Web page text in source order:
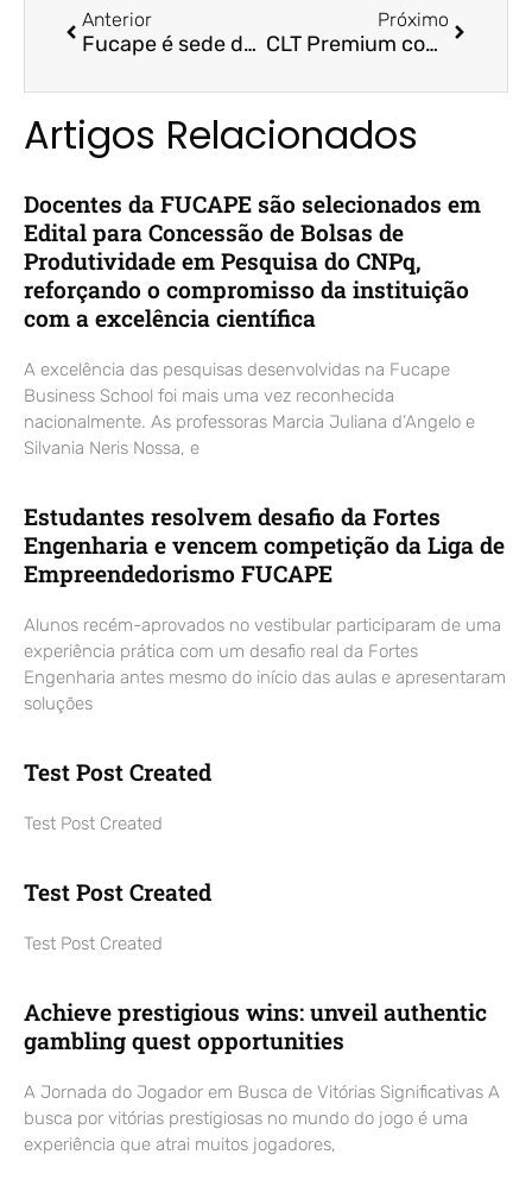
Anterior
Fucape é sede da Tech Conference | Folha Business
Próximo
CLT Premium conheça o novo modelo que virou moda no mercado de trabalho | Record News ES | Desenvolvimento Humano
Artigos Relacionados
Docentes da FUCAPE são selecionados em
Edital para Concessão de Bolsas de
Produtividade em Pesquisa do CNPq,
reforçando o compromisso da instituição
com a excelência científica
A excelência das pesquisas desenvolvidas na Fucape
Business School foi mais uma vez reconhecida
nacionalmente. As professoras Marcia Juliana d’Angelo e
Silvania Neris Nossa, e
Estudantes resolvem desafio da Fortes
Engenharia e vencem competição da Liga de
Empreendedorismo FUCAPE
Alunos recém-aprovados no vestibular participaram de uma
experiência prática com um desafio real da Fortes
Engenharia antes mesmo do início das aulas e apresentaram
soluções
Test Post Created
Test Post Created
Test Post Created
Test Post Created
Achieve prestigious wins: unveil authentic
gambling quest opportunities
A Jornada do Jogador em Busca de Vitórias Significativas A
busca por vitórias prestigiosas no mundo do jogo é uma
experiência que atrai muitos jogadores,